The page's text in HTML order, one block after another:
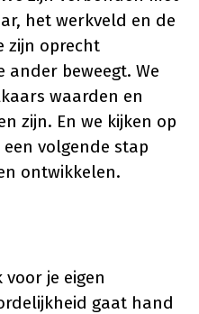
het werkveld en de
zijn oprecht
ander beweegt. We
waarden en
zijn. En we kijken op
volgende stap
ontwikkelen.
je eigen
gaat hand